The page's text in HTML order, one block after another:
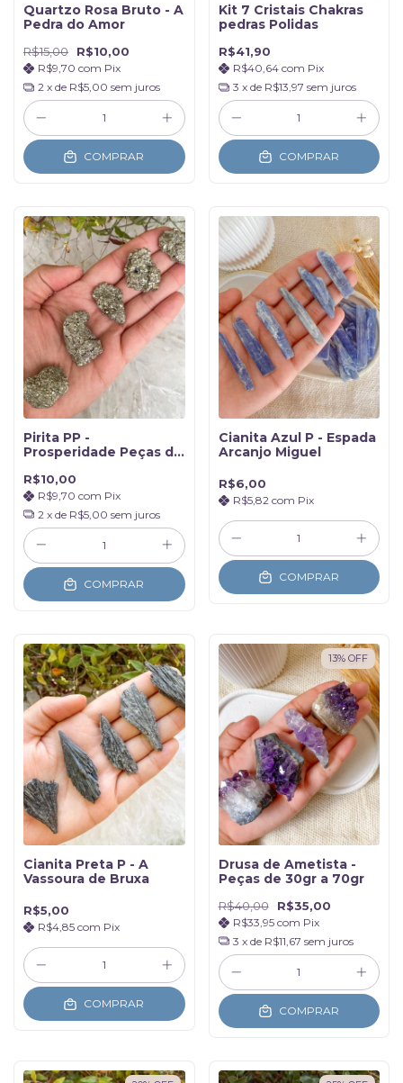
Quartzo Rosa Bruto - A
Pedra do Amor
R$15,00 R$10,00
R$9,70 com Pix
2 x de R$5,00 sem juros
COMPRAR
Kit 7 Cristais Chakras
pedras Polidas
R$41,90
R$40,64 com Pix
3 x de R$13,97 sem juros
COMPRAR
Pirita PP -
Prosperidade Peças de
R$10,00
R$9,70 com Pix
2 x de R$5,00 sem juros
COMPRAR
Cianita Azul P - Espada
Arcanjo Miguel
R$6,00
R$5,82 com Pix
COMPRAR
Cianita Preta P - A
Vassoura de Bruxa
R$5,00
R$4,85 com Pix
COMPRAR
13% OFF
Drusa de Ametista -
Peças de 30gr a 70gr
R$40,00 R$35,00
R$33,95 com Pix
3 x de R$11,67 sem juros
COMPRAR